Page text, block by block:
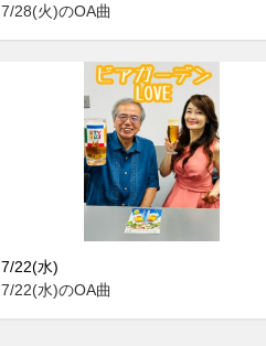
7/28(火)のOA曲
7/22(水)
7/22(水)のOA曲